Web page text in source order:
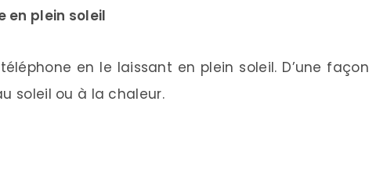
en plein soleil
en le laissant en plein soleil. D’une façon
soleil ou à la chaleur.